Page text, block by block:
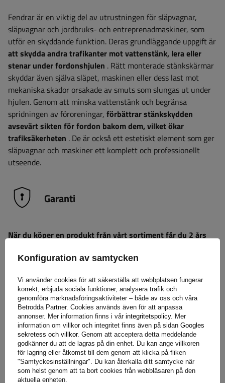
Fendrar är en viktig del av utrustningen för släpvagnar,
släpvagnar och jordbruks- och entreprenadmaskiner, som
utför en skyddande funktion. Deras grundläggande uppgift är
att skydda andra trafikanter mot vattenstänk, lera eller
stenar under fordonshjulen . Rätt monterade stänkskärmar
skyddar även själva släpet, maskinen eller dess last mot
mekaniska skador orsakade av smuts som slungas ut under
hjulen. Genom att minska vattenstänk och begränsa
spridningen av föroreningar, förbättrar stänkskydden
avsevärt sikten för fordon bakom dem, vilket ökar
trafiksäkerheten . De är också ett estetiskt element som ger
släpvagnar och maskiner ett komplett och professionellt
utseende.
Garanti
När du köper en produkt från vårt sortiment får du 2 års
dig för konsekvenserna av ett eventuellt fel. För att
att lämna in eventuella reklamationer så mycket som möjligt
– allt du behöver göra är attfyll i och skicka in formuläret
som finns på vår webbplats.
Hjälp
Har du frågor om valet eller användningen av våra
Konfiguration av samtycken
Vi använder cookies för att säkerställa att webbplatsen fungerar
korrekt, erbjuda sociala funktioner, analysera trafik och
genomföra marknadsföringsaktiviteter – både av oss och våra
Betrodda Partner. Cookies används även för att anpassa
annonser. Mer information finns i vår integritetspolicy. Mer
information om villkor och integritet finns även på sidan Googles
sekretess och villkor. Genom att acceptera detta meddelande
godkänner du att de lagras på din enhet. Du kan ange villkoren
för lagring eller åtkomst till dem genom att klicka på fliken
"Samtyckesinställningar". Du kan återkalla ditt samtycke när
som helst genom att ta bort cookies från webbläsaren på den
aktuella enheten.